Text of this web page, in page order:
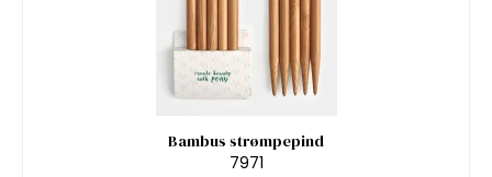
Bambus strømpepind
7971